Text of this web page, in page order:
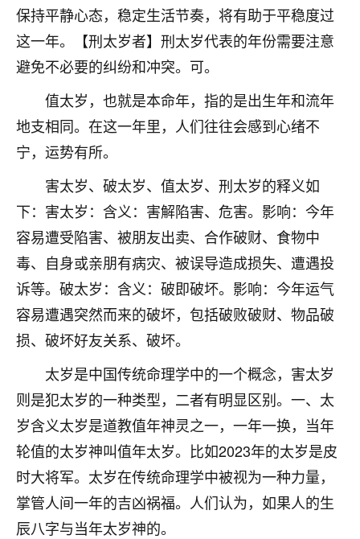
保持平静心态，稳定生活节奏，将有助于平稳度过
这一年。【刑太岁者】刑太岁代表的年份需要注意
避免不必要的纠纷和冲突。可。
值太岁，也就是本命年，指的是出生年和流年
地支相同。在这一年里，人们往往会感到心绪不
宁，运势有所。
害太岁、破太岁、值太岁、刑太岁的释义如
下：害太岁：含义：害解陷害、危害。影响：今年
容易遭受陷害、被朋友出卖、合作破财、食物中
毒、自身或亲朋有病灾、被误导造成损失、遭遇投
诉等。破太岁：含义：破即破坏。影响：今年运气
容易遭遇突然而来的破坏，包括破败破财、物品破
损、破坏好友关系、破坏。
太岁是中国传统命理学中的一个概念，害太岁
则是犯太岁的一种类型，二者有明显区别。一、太
岁含义太岁是道教值年神灵之一，一年一换，当年
轮值的太岁神叫值年太岁。比如2023年的太岁是皮
时大将军。太岁在传统命理学中被视为一种力量，
掌管人间一年的吉凶祸福。人们认为，如果人的生
辰八字与当年太岁神的。
2小时前 来自海南 18
梦醒时分
我女儿高二叛逆，大半年不上学，一说她就要死要活
的，把我们两口子愁的不行，朋友给我推荐的慧来老
师，一开始我是病急乱投医，这半年来，法事一个个
做完，我女儿跟变了个人一样，不期望她能考多好的
大学，只要能安安稳稳的把书读了，身体心理都健健
鹿森 ：可怜天下父母心啊！
3小时前 来自河北 16
付深
我是公司人事调整，有升迁机会，但同时竞争的我们
三个，找老师的时候是抱着侥幸心理，没想到老师看
着我晋升有望，我半信半疑的按照老师建议，做了化
后，我以为都没戏了，结果开年一上班，开会提拔升
职第一个就是我，职务无所谓，主要是底薪加了
3000，非常开心，无论如何，感恩感谢！🙏🏻
鹿森：恭喜升职加薪！！，请客吗？�
12小时前 来自北京 32
心心相印